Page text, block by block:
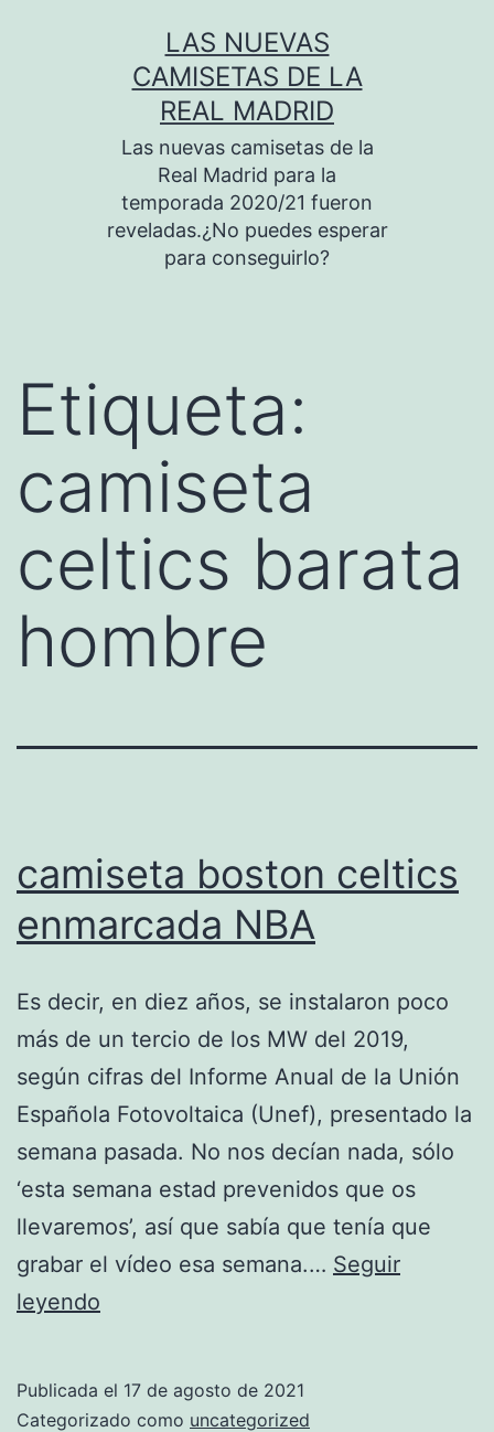
LAS NUEVAS
CAMISETAS DE LA
REAL MADRID
Las nuevas camisetas de la
Real Madrid para la
temporada 2020/21 fueron
reveladas.¿No puedes esperar
para conseguirlo?
Etiqueta:
camiseta
celtics barata
hombre
camiseta boston celtics
enmarcada NBA
Es decir, en diez años, se instalaron poco
más de un tercio de los MW del 2019,
según cifras del Informe Anual de la Unión
Española Fotovoltaica (Unef), presentado la
semana pasada. No nos decían nada, sólo
‘esta semana estad prevenidos que os
llevaremos’, así que sabía que tenía que
grabar el vídeo esa semana.… Seguir
leyendo
enmarcada
Publicada el 17 de agosto de 2021
Categorizado como uncategorized